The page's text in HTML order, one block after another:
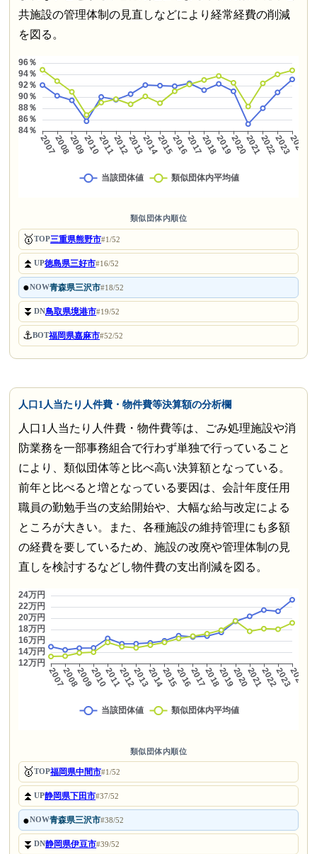
共施設の管理体制の見直しなどにより経常経費の削減
を図る。
類似団体内順位
🥇TOP三重県熊野市#1/52
⏫UP徳島県三好市#16/52
●NOW青森県三沢市#18/52
⏬DN鳥取県境港市#19/52
⚓BOT福岡県嘉麻市#52/52
人口1人当たり人件費・物件費等決算額の分析欄
人口1人当たり人件費・物件費等は、ごみ処理施設や消
防業務を一部事務組合で行わず単独で行っていること
により、類似団体等と比べ高い決算額となっている。
前年と比べると増となっている要因は、会計年度任用
職員の勤勉手当の支給開始や、大幅な給与改定による
ところが大きい。また、各種施設の維持管理にも多額
の経費を要しているため、施設の改廃や管理体制の見
直しを検討するなどし物件費の支出削減を図る。
類似団体内順位
🥇TOP福岡県中間市#1/52
⏫UP静岡県下田市#37/52
●NOW青森県三沢市#38/52
⏬DN静岡県伊豆市#39/52